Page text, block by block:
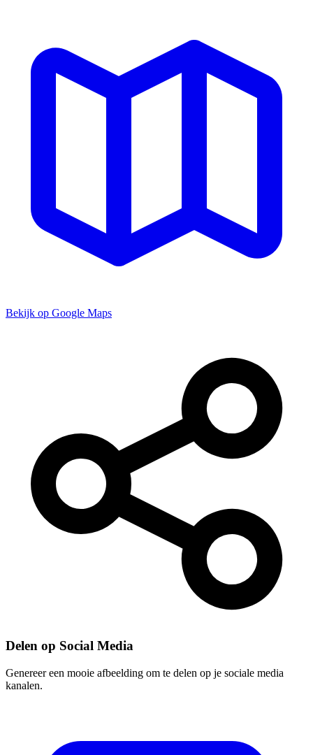
Bekijk op Google Maps
Delen op Social Media
Genereer een mooie afbeelding om te delen op je sociale media
kanalen.